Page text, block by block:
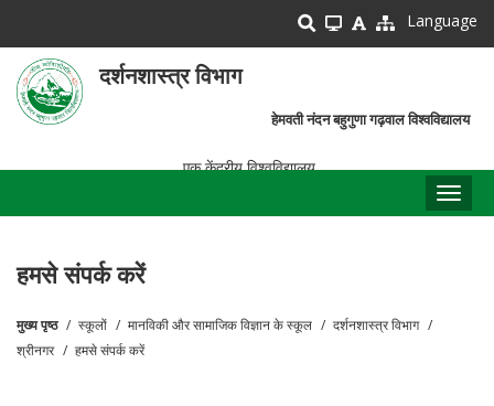
main
content
Language
दर्शनशास्त्र विभाग
हेमवती नंदन बहुगुणा गढ़वाल विश्वविद्यालय
एक केंद्रीय विश्वविद्यालय
हमसे संपर्क करें
पग
मुख्य पृष्ठ स्कूलों मानविकी और सामाजिक विज्ञान के स्कूल
दर्शनशास्त्र विभाग
श्रीनगर
हमसे संपर्क करें